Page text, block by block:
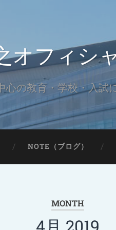
オフィシ
心の教育・学校・入試
NOTE（ブログ）
MONTH